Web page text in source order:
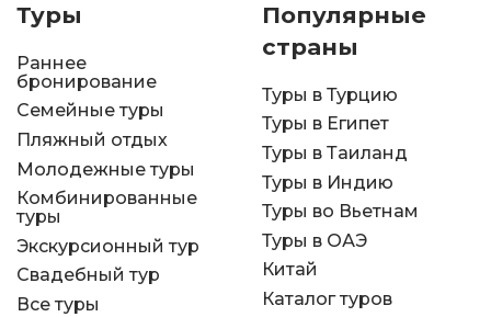
Туры
Раннее
бронирование
Семейные туры
Пляжный отдых
Молодежные туры
Комбинированные
туры
Экскурсионный тур
Свадебный тур
Все туры
Популярные
страны
Туры в Турцию
Туры в Египет
Туры в Таиланд
Туры в Индию
Туры во Вьетнам
Туры в ОАЭ
Китай
Каталог туров